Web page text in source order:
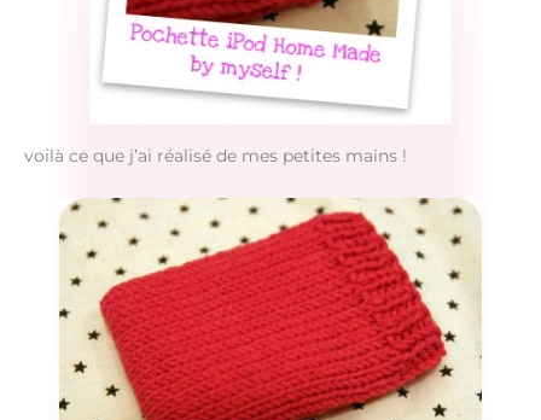
voilà ce que j’ai réalisé de mes petites mains !